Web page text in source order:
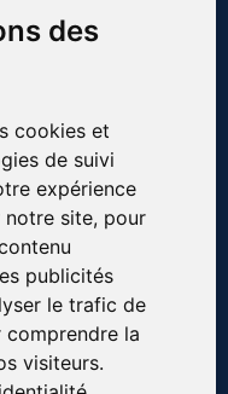
des
cookies et
de suivi
expérience
site, pour
publicités
le trafic de
la
visiteurs.